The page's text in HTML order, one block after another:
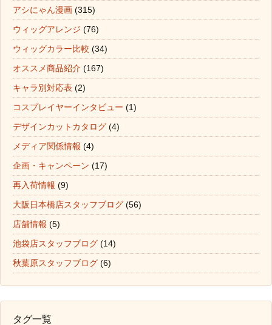
アシにゃん漫画 (315)
ウィッグアレンジ (76)
ウィッグカラー比較 (34)
オススメ商品紹介 (167)
キャラ別対応表 (2)
コスプレイヤーインタビュー (1)
デザインカットカタログ (4)
メディア関係情報 (4)
企画・キャンペーン (17)
再入荷情報 (9)
大阪日本橋店スタッフブログ (56)
店舗情報 (5)
池袋店スタッフブログ (14)
秋葉原スタッフブログ (6)
タグ一覧